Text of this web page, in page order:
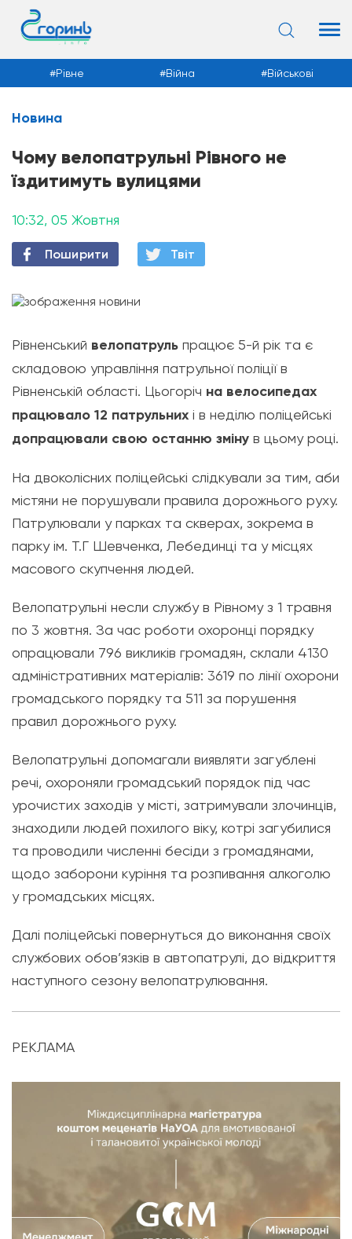
Новини
Рівне Війна Військові
Новина
Чому велопатрульні Рівного не
їздитимуть вулицями
10:32, 05 Жовтня
Поширити Твiт
Рівненський велопатруль працює 5-й рік та є
складовою управління патрульної поліції в
Рівненській області. Цьогоріч на велосипедах
працювало 12 патрульних і в неділю поліцейські
допрацювали свою останню зміну в цьому році.
На двоколісних поліцейські слідкували за тим, аби
містяни не порушували правила дорожнього руху.
Патрулювали у парках та скверах, зокрема в
парку ім. Т.Г Шевченка, Лебединці та у місцях
масового скупчення людей.
Велопатрульні несли службу в Рівному з 1 травня
по 3 жовтня. За час роботи охоронці порядку
опрацювали 796 викликів громадян, склали 4130
адміністративних матеріалів: 3619 по лінії охорони
громадського порядку та 511 за порушення
правил дорожнього руху.
Велопатрульні допомагали виявляти загублені
речі, охороняли громадський порядок під час
урочистих заходів у місті, затримували злочинців,
знаходили людей похилого віку, котрі загубилися
та проводили численні бесіди з громадянами,
щодо заборони куріння та розпивання алкоголю
у громадських місцях.
Далі поліцейські повернуться до виконання своїх
службових обов’язків в автопатрулі, до відкриття
наступного сезону велопатрулювання.
РЕКЛАМА